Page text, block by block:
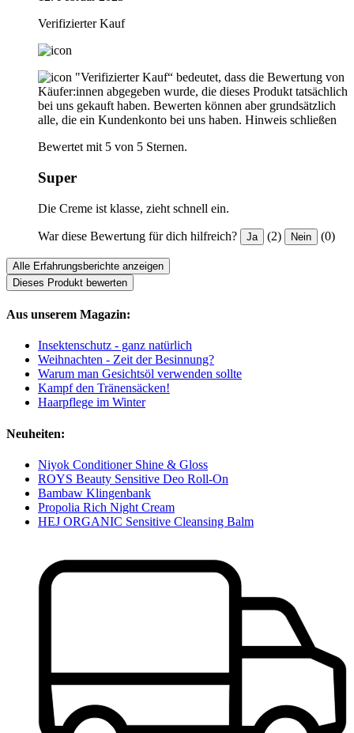
Verifizierter Kauf
"Verifizierter Kauf“ bedeutet, dass die Bewertung von
Käufer:innen abgegeben wurde, die dieses Produkt tatsächlich
bei uns gekauft haben. Bewerten können aber grundsätzlich
alle, die ein Kundenkonto bei uns haben. Hinweis schließen
Bewertet mit 5 von 5 Sternen.
Super
Die Creme ist klasse, zieht schnell ein.
War diese Bewertung für dich hilfreich? Ja (2) Nein (0)
Alle Erfahrungsberichte anzeigen
Dieses Produkt bewerten
Aus unserem Magazin:
Insektenschutz - ganz natürlich
Weihnachten - Zeit der Besinnung?
Warum man Gesichtsöl verwenden sollte
Kampf den Tränensäcken!
Haarpflege im Winter
Neuheiten:
Niyok Conditioner Shine & Gloss
ROYS Beauty Sensitive Deo Roll-On
Bambaw Klingenbank
Propolia Rich Night Cream
HEJ ORGANIC Sensitive Cleansing Balm